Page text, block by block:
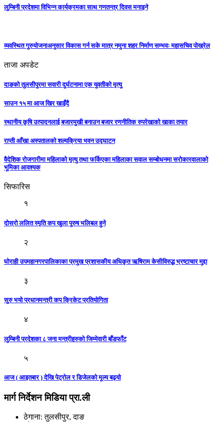
लुम्बिनी प्रदेशमा विभिन्न कार्यक्रमका साथ गणतन्त्र दिवस मनाइने
व्यवस्थित गुरुयोजनाअनुसार विकास गर्न सके मात्र नमुना शहर निर्माण सम्भवः महासचिव पोख्रेल
ताजा अपडेट
दाङको तुलसीपुरमा सवारी दुर्घटनामा एक युवतीको मृत्यु
साउन १५ मा आज खिर खाइँदै
स्थानीय कृषि उत्पादनलाई बजारमुखी बनाउन बजार रणनीतिक रुपरेखाको खाका तयार
राप्ती आँखा अस्पतालको शल्यक्रिया भवन उद्घाटन
वैदेशिक रोजगारीमा महिलाको मृत्यु तथा फर्किएका महिलाका सवाल सम्बोधनमा सरोकारवालाको
भूमिका आवश्यक
सिफारिस
१
दोस्रो ललित स्मृति कप खुला पुरुष भलिबल हुने
२
घोराही उपमहानगरपालिकाका प्रमुख प्रशासकीय अधिकृत ऋषिराम केसीविरुद्ध भ्रष्टाचार मुद्दा
३
सुरु भयो प्रधानमन्त्री कप क्रिकेट प्रतियोगिता
४
लुम्बिनी प्रदेशका ८ जना मन्त्रीहरुकाे जिम्मेवारी बाँडफाँट
५
आज ( आइतबार ) देखि पेट्रोल र डिजेलकाे मूल्य बढ्याे
मार्ग निर्देशन मिडिया प्रा.ली
ठेगाना: तुलसीपुर, दाङ